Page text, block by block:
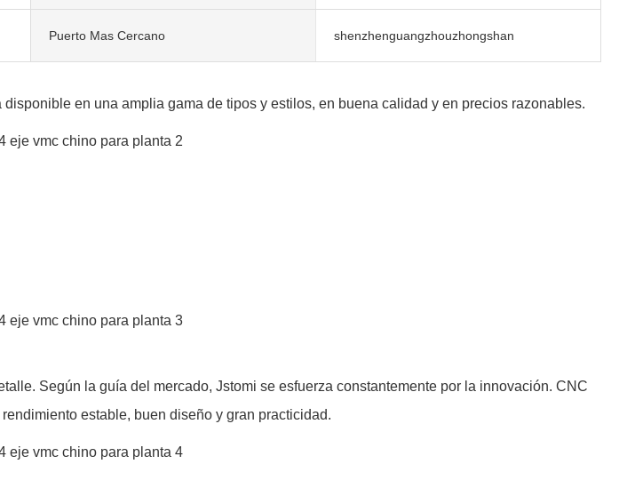
Puerto Mas Cercano shenzhenguangzhouzhongshan
en una amplia gama de tipos y estilos, en buena calidad y en precios razonables.
Según la guía del mercado, Jstomi se esfuerza constantemente por la innovación. CNC
estable, buen diseño y gran practicidad.